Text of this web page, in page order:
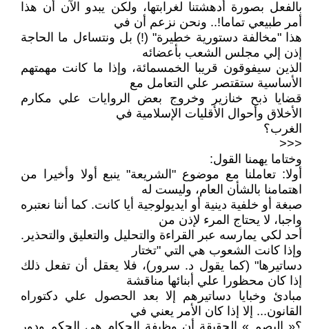
بالفعل بصورة أدهشتنا لغرابتها، ولكن يبدو الآن أن هذا
أمر طبيعي تماما!.. ونحن نزعم أن في
هذا "مخالفة دستورية خطيرة" (!) بل ونتساءل ما الحاجة
إذن إلي مجلس الشعب بأعضائه
الذين سيفوقون قريبا الخمسمائة، وإذا ما كانت مهمتهم
الأساسية ستقتصر علي التعامل مع
قضايا ذبح خنازير وخروج بعض الروايات علي مكارم
الأخلاق وأحوال الأقليات الإسلامية في
الغرب؟
<<<
وختاما يهمنا القول:
أولا: تعاملنا مع موضوع "الشريعة" ينبع أولا وأخيرا من
اهتمامنا بالشأن العام، وليست له
صبغة أو خلفية دينية أو ايديولوجية أيا كانت. كما أننا نعتبره
واجبا، لا يحتاج المرء لإذن من
أحد لكي يمارسه عبر القراءة والتحليل والتعليق والتحذير.
وإذا كانت الشعوب هي التي "تختار
دساتيرها" (كما يقول د. سرور)، فلا يعقل أن تفعل ذلك
إذا كان محظورا علي أبنائها مناقشة
مبادئ وخبايا دساتيرهم إلا بعد الحصول علي دكتوراه
القانون... إلا إذا كان الأمر يعني في